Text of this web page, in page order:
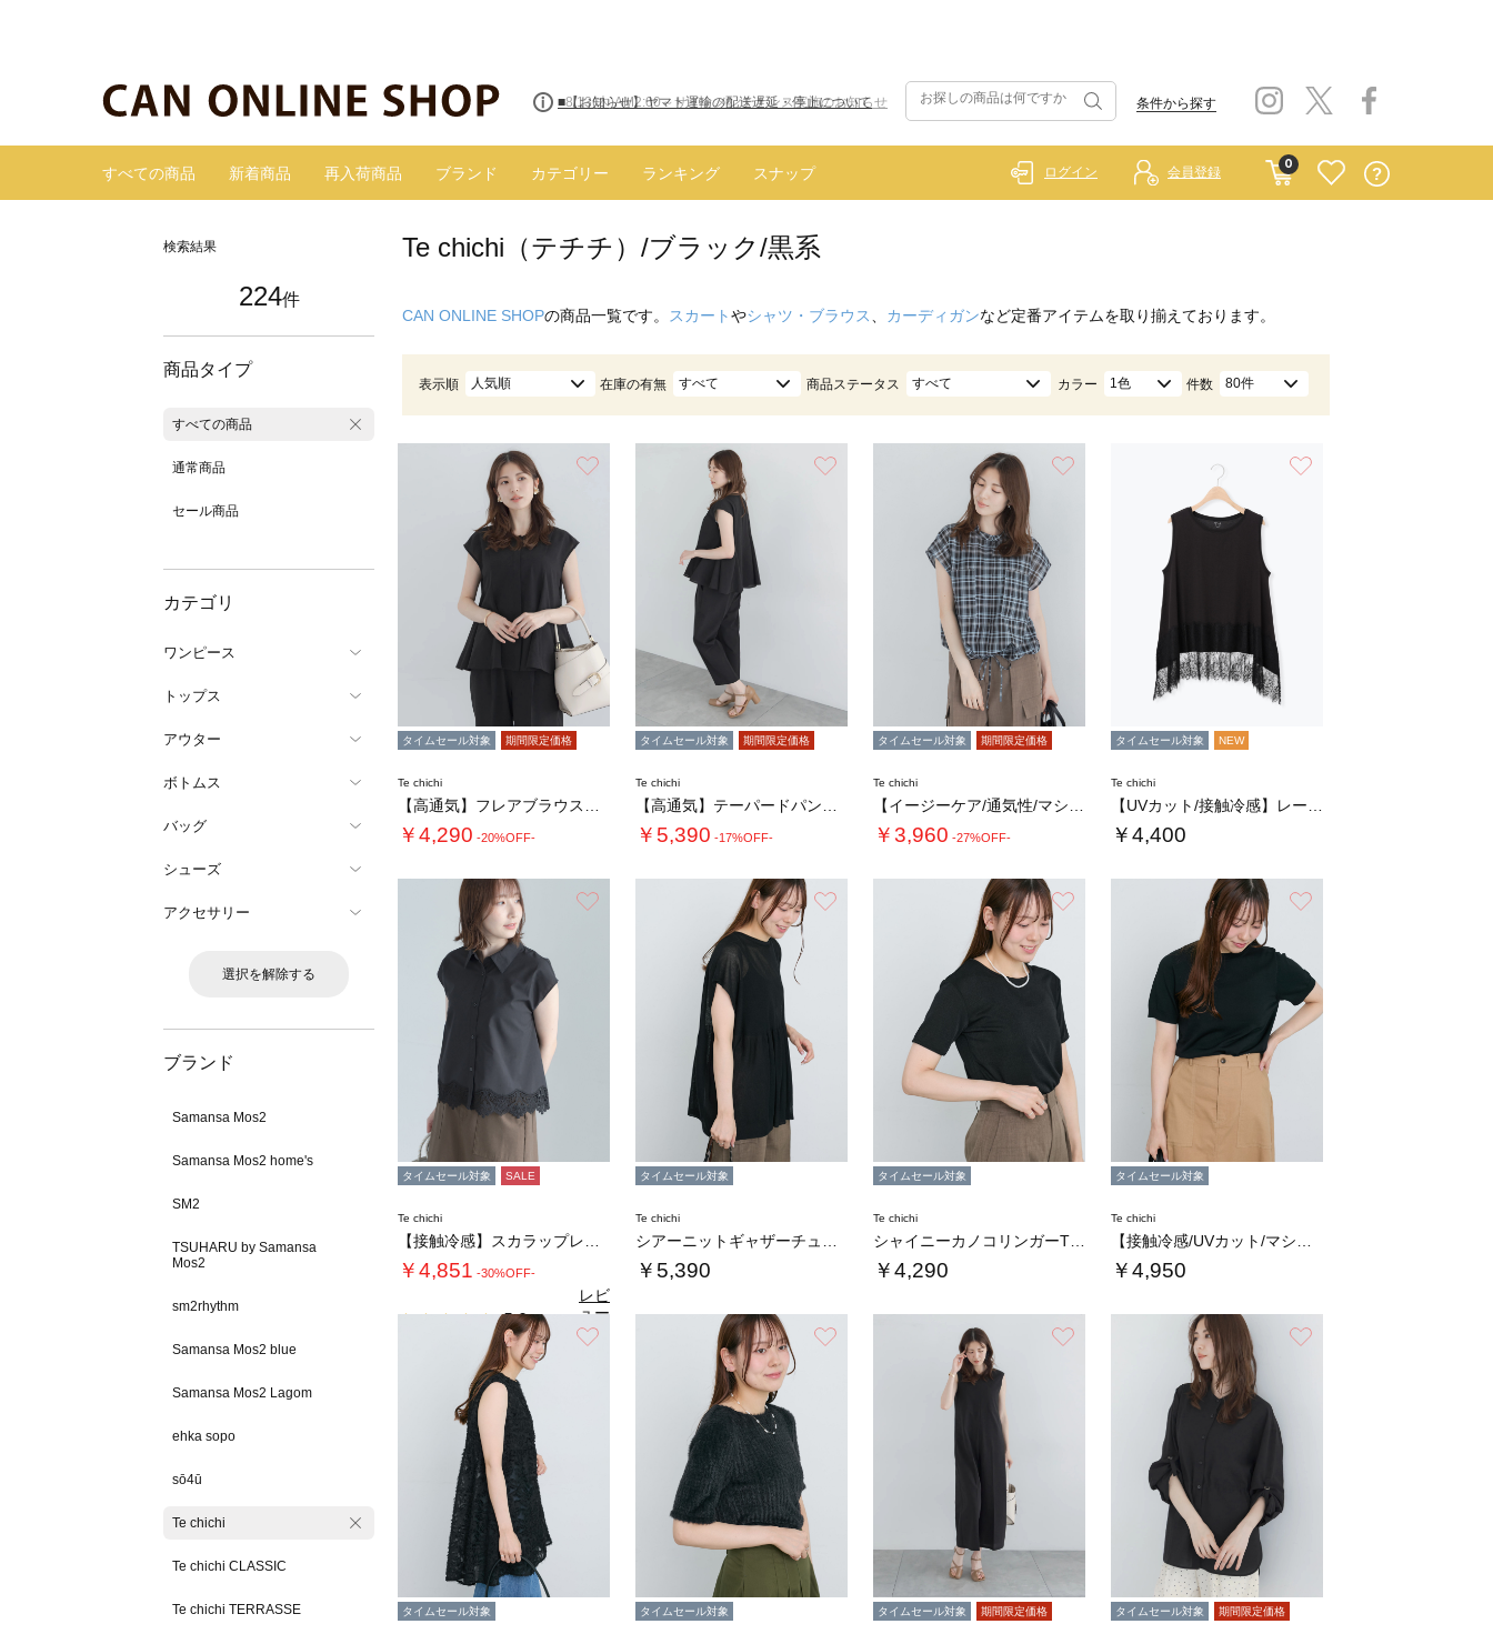
■8/13(木)AM2:00～サイトメンテナンス実施のお知らせ 条件から探す
すべての商品 新着商品 再入荷商品 ブランド カテゴリー ランキング スナップ
0
ログイン 会員登録
検索結果
224件
商品タイプ
すべての商品
通常商品
セール商品
カテゴリ
ワンピース
トップス
アウター
ボトムス
バッグ
シューズ
アクセサリー
選択を解除する
ブランド
Samansa Mos2
Samansa Mos2 home's
SM2
TSUHARU by Samansa
Mos2
sm2rhythm
Samansa Mos2 blue
Samansa Mos2 Lagom
ehka sopo
sō4ū
Te chichi
Te chichi CLASSIC
Te chichi TERRASSE
Te chichi（テチチ）/ブラック/黒系
CAN ONLINE SHOPの商品一覧です。 スカートやシャツ・ブラウス カーディガンなど定番アイテムを取り揃えております。
表示順 人気順 在庫の有無 すべて 商品ステータス すべて カラー 1色 件数 80件
タイムセール対象 期間限定価格
Te chichi
￥4,290 -20%OFF-
タイムセール対象 期間限定価格
Te chichi
￥5,390 -17%OFF-
タイムセール対象 期間限定価格
Te chichi
￥3,960 -27%OFF-
タイムセール対象 NEW
Te chichi
￥4,400
タイムセール対象 SALE
Te chichi
￥4,851 -30%OFF-
5.0（1）
レビ
ュー
を見
る
タイムセール対象
Te chichi
￥5,390
タイムセール対象
Te chichi
￥4,290
タイムセール対象
Te chichi
￥4,950
タイムセール対象 タイムセール対象 タイムセール対象 期間限定価格 タイムセール対象 期間限定価格